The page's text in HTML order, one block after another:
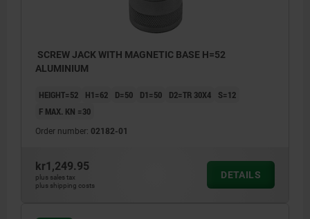
SCREW JACK WITH MAGNETIC BASE H=52
ALUMINIUM
HEIGHT=52 H1=62 D=50 D1=50 D2=TR 30X4
S=12
F MAX. KN =30
Order number: 02182-01
kr1,249.95
plus sales tax
plus shipping costs
DETAILS